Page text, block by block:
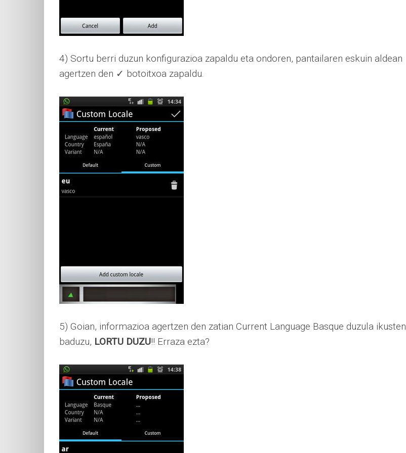
4) Sortu berri duzun konfigurazioa zapaldu eta ondoren, pantailaren eskuin aldean
agertzen den ✓ botoitxoa zapaldu.
5) Goian, informazioa agertzen den zatian Current Language Basque duzula ikusten
baduzu, LORTU DUZU!! Erraza ezta?